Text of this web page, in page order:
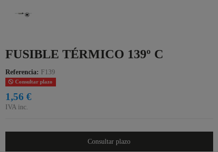
FUSIBLE TÉRMICO 139º C
Referencia: F139
Consultar plazo
1,56 €
IVA inc.
Consultar plazo